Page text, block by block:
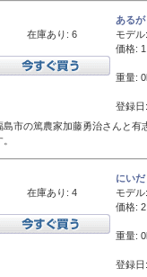
在庫あり: 6
ある
モデル:
価格:
重量:
登録
島市の篤農家加藤勇治さんと有
在庫あり: 4
にい
モデル:
価格:
重量:
登録